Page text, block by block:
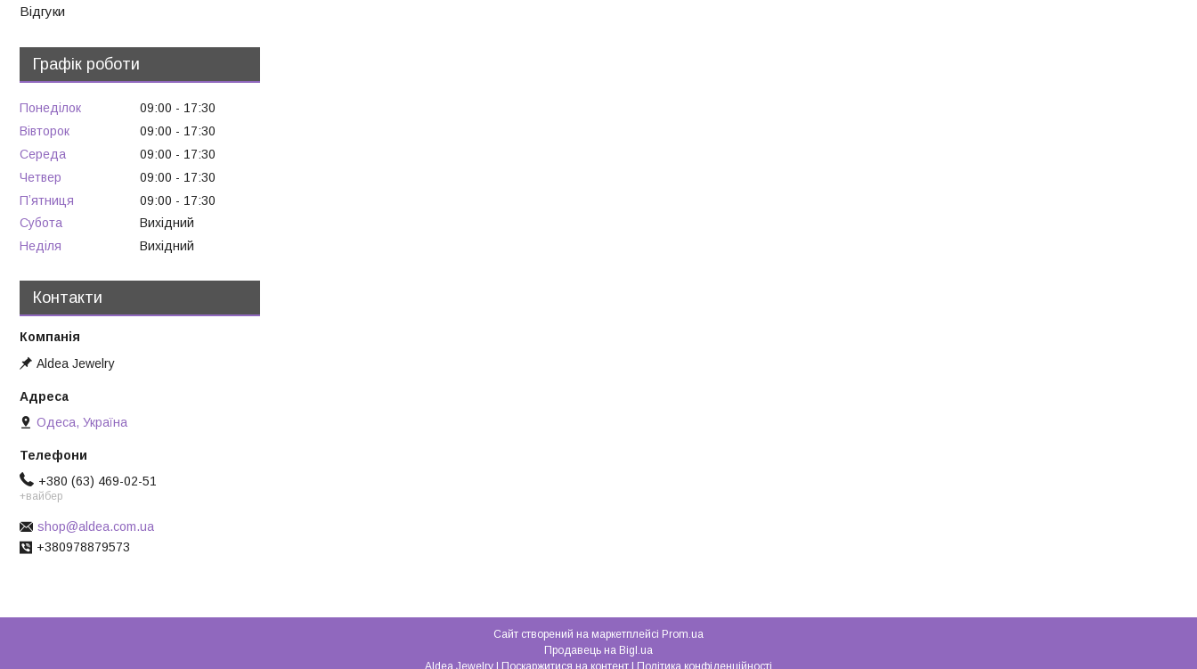
Відгуки
Графік роботи
Понеділок 09:00
17:30
Вівторок
09:00
17:30
Середа
09:00
17:30
Четвер
09:00
17:30
Пʼятниця
09:00
17:30
Субота
Вихідний
Неділя
Вихідний
Контакти
Aldea Jewelry
Одеса, Україна
+380 (63) 469-02-51
+вайбер
shop@aldea.com.ua
+380978879573
Сайт створений на маркетплейсі Prom.ua
Продавець на Bigl.ua
Поскаржитися на контент Політика конфіденційності